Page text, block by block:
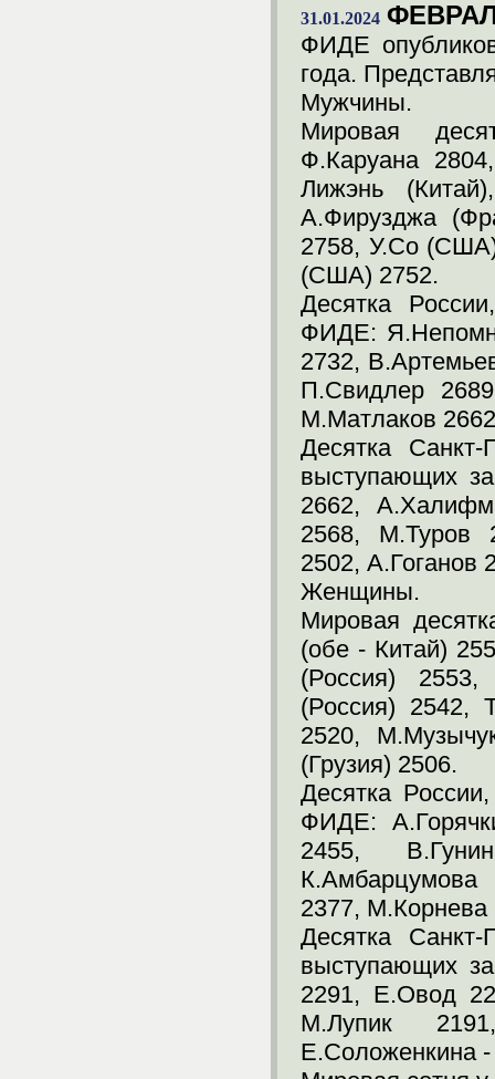
31.01.2024
ФИДЕ
года.
Мужчины.
Мировая
Ф.Каруана
Лижэнь
А.Фирузджа
2758, У.Со
(США) 2752.
Десятка
ФИДЕ:
2732,
П.Свидлер
М.Матлаков
Десятка
выступающих
2662,
2568, М.Туров
2502, А.Гоганов
Женщины.
Мировая
(обе - Китай)
(Россия)
(Россия) 2542,
2520,
(Грузия) 2506.
Десятка
ФИДЕ:
2455,
2377,
Десятка
выступающих
2291, Е.Овод
М.Лупик
Е.Соложенкина